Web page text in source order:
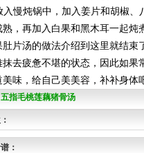
炖锅中，加入姜片和胡椒、
熟，再加入白果和黑木耳一起炖
汤的做法介绍到这里就结束
抹去疲惫不堪的状态，因此如
美味，给自己美美容，补补身体
五指毛桃莲藕猪骨汤
：